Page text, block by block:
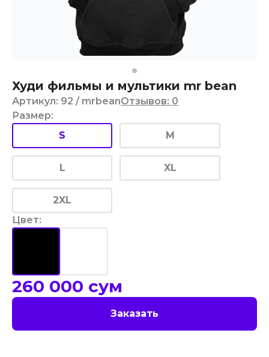
Худи фильмы и мультики mr bean
Артикул: 92 / mrbeanОтзывов: 0
Размер:
S
M
L XL
2XL
Цвет:
260 000 сум
Заказать